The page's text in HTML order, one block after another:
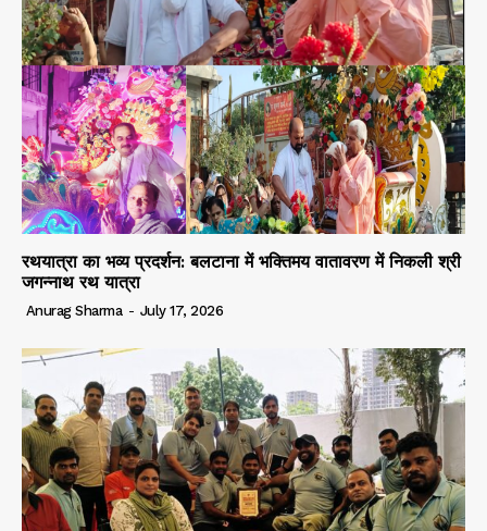
रथयात्रा का भव्य प्रदर्शन: बलटाना में भक्तिमय वातावरण में निकली श्री
जगन्नाथ रथ यात्रा
Anurag Sharma - July 17, 2026